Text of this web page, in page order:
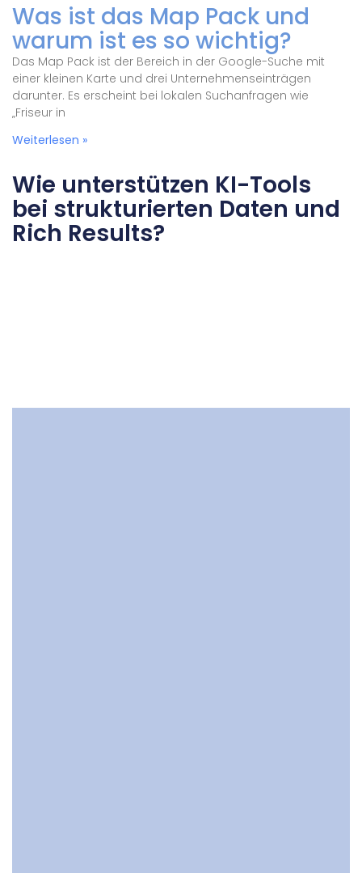
Was ist das Map Pack und
warum ist es so wichtig?
Das Map Pack ist der Bereich in der Google-Suche mit
einer kleinen Karte und drei Unternehmenseinträgen
darunter. Es erscheint bei lokalen Suchanfragen wie
„Friseur in
Weiterlesen »
Wie unterstützen KI-Tools
bei strukturierten Daten und
Rich Results?